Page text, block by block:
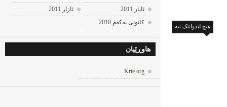
هیچ لێدوانێک نیه‌
ئایار 2011
ئازار 2011
كانونی یه‌كه‌م 2010
هاوڕێیان
Krte.org